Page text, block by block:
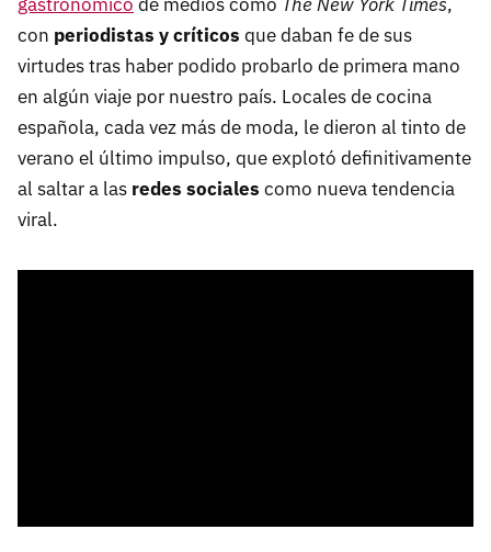
con periodistas y críticos que daban fe de sus
virtudes tras haber podido probarlo de primera mano
en algún viaje por nuestro país. Locales de cocina
española, cada vez más de moda, le dieron al tinto de
verano el último impulso, que explotó definitivamente
al saltar a las redes sociales como nueva tendencia
viral.